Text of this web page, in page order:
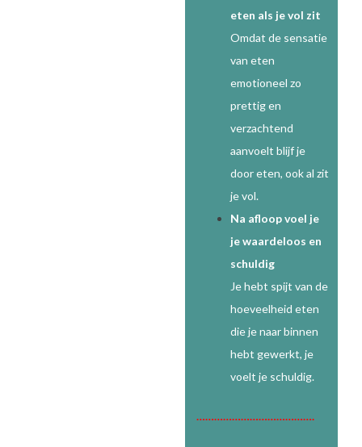
eten als je vol zit
Omdat de sensatie
van eten
emotioneel zo
prettig en
verzachtend
aanvoelt blijf je
door eten, ook al zit
je vol.
Na afloop voel je
je waardeloos en
schuldig
Je hebt spijt van de
hoeveelheid eten
die je naar binnen
hebt gewerkt, je
voelt je schuldig.
………………………………….